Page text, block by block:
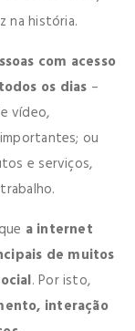
na história.
com acesso
os dias –
vídeo,
ou
e serviços,
a internet
de muitos
. Por isto,
interação